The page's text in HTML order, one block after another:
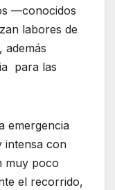
—conocidos
labores de
además
para las
emergencia
intensa con
muy poco
el recorrido,